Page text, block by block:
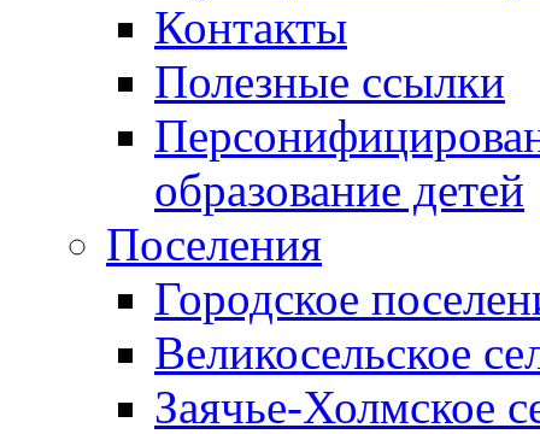
Контакты
Полезные ссылки
образование детей
Поселения
Городское
Великосельское
Заячье-Холмское